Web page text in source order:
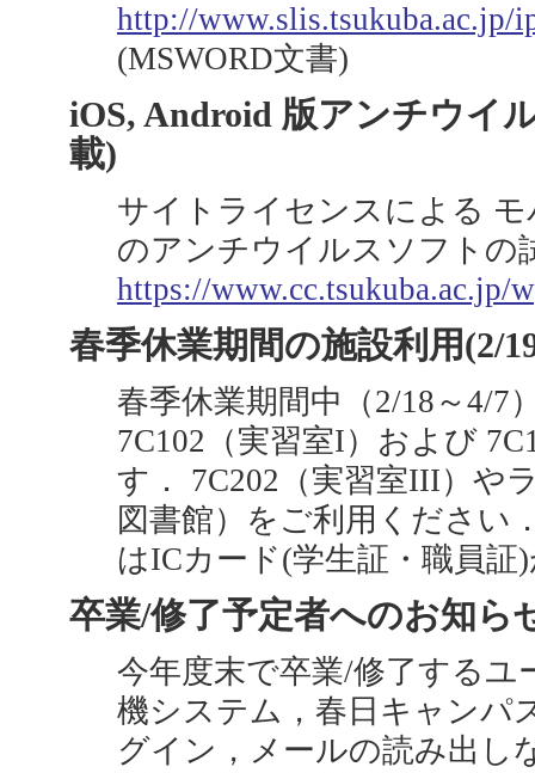
http://www.slis.tsukuba.ac.jp/
(MSWORD文書)
iOS, Android 版アンチウイ
載)
サイトライセンスによる
のアンチウイルスソフトの
https://www.cc.tsukuba.ac.jp/
春季休業期間の施設利用(2/
春季休業期間中（2/18～4/7
7C102（実習室I）および
す． 7C202（実習室III）や
図書館）をご利用ください
はICカード(学生証・職員証
卒業/修了予定者へのお知ら
今年度末で卒業/修了するユ
機システム，春日キャンパ
グイン，メールの読み出し